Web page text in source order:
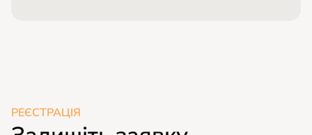
РЕЄСТРАЦІЯ